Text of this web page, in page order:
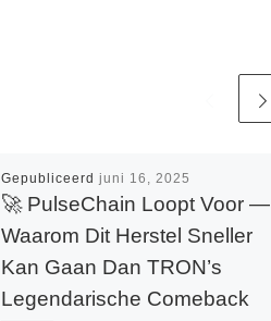
Gepubliceerd juni 16, 2025
🚀 PulseChain Loopt Voor —
Waarom Dit Herstel Sneller
Kan Gaan Dan TRON’s
Legendarische Comeback